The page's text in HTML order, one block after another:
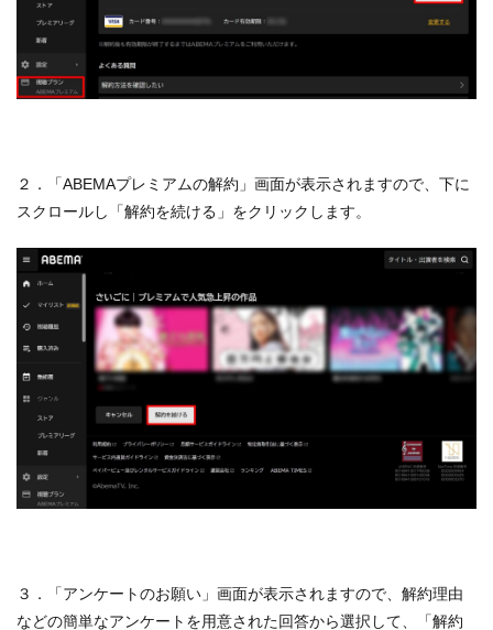
２．「ABEMAプレミアムの解約」画面が表示されますので、下に
スクロールし「解約を続ける」をクリックします。
３．「アンケートのお願い」画面が表示されますので、解約理由
などの簡単なアンケートを用意された回答から選択して、「解約